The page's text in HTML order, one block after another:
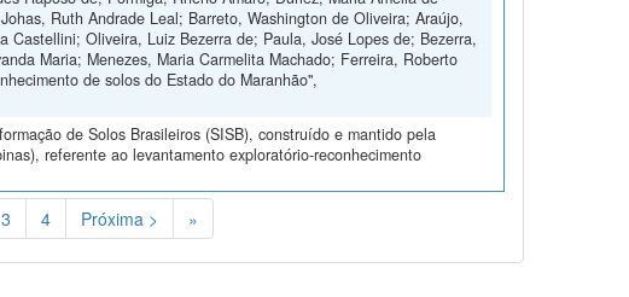
Ruth Andrade Leal; Barreto, Washington de Oliveira; Araújo,
Oliveira, Luiz Bezerra de; Paula, José Lopes de; Bezerra,
Maria; Menezes, Maria Carmelita Machado; Ferreira, Roberto
de solos do Estado do Maranhão",
de Solos Brasileiros (SISB), construído e mantido pela
referente ao levantamento exploratório-reconhecimento
3 4 Próxima > »